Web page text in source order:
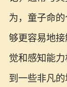
为，童子命
够更容易地
觉和感知能
到一些非凡的